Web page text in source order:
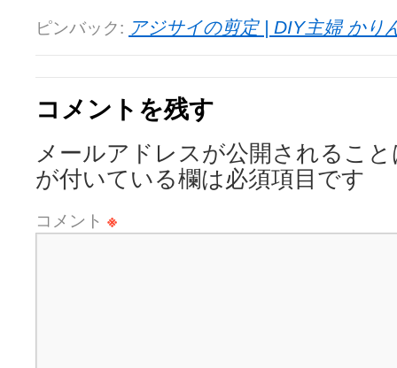
ピンバック: アジサイの剪定 | DIY主婦 かり
コメントを残す
メールアドレスが公開されるこ
が付いている欄は必須項目です
コメント ※